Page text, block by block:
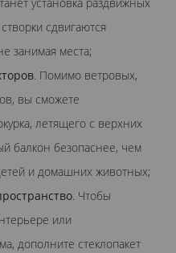
сдвигаются
занимая места;
. Помимо ветровых,
вы сможете
летящего с верхних
балкон безопаснее, чем
и домашних животных;
. Чтобы
или
дополните стеклопакет